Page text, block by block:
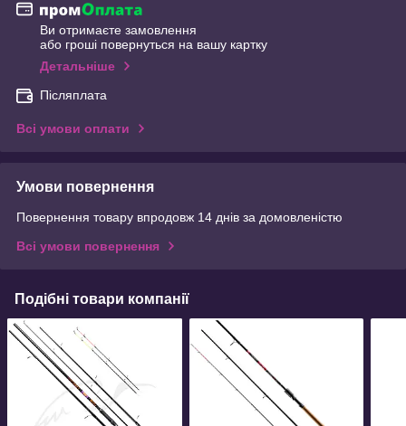
Ви отримаєте замовлення
або гроші повернуться на вашу картку
Детальніше
Післяплата
Всі умови оплати
Умови повернення
Повернення товару впродовж 14 днів за домовленістю
Всі умови повернення
Подібні товари компанії